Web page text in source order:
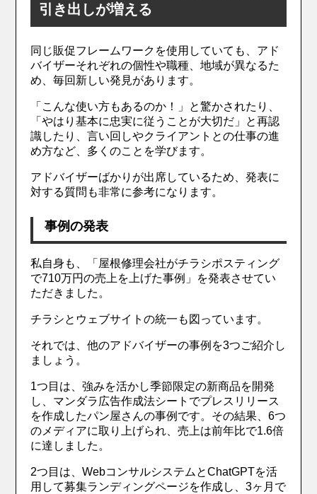
引き出しが増える
同じ販促フレームワークを使用していても、アド
バイザーそれぞれの個性や職種、地域が異なるた
め、毎回新しい発見があります。
「こんな使い方もあるのか！」と驚かされたり、
「やはり基本に忠実に従うことが大切だ」と再認
識したり、言い回しやクライアントとの仕事の進
め方など、多くのことを学びます。
アドバイザーばかりが出席しているため、発表に
対する質問も非常に参考になります。
事例の発表
私自身も、「屋根修理会社がチラシポスティング
で710万円の売上を上げた事例」を発表させてい
ただきました。
チラシとウェブサイトの統一も図っています。
それでは、他のアドバイザーの事例を3つご紹介し
ましょう。
1つ目は、強みを活かし季節限定の新商品を開発
し、マンダラ広告作成法シートでプレスリリース
を作成したパン屋さんの事例です。その結果、6つ
のメディアに取り上げられ、売上は前年比で1.6倍
に達しました。
2つ目は、WebコンサルシステムとChatGPTを活
用して募集ランディングページを作成し、3ヶ月で